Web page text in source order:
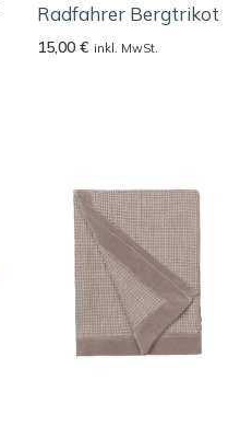
Radfahrer Bergtrikot
15,00€ inkl. MwSt.